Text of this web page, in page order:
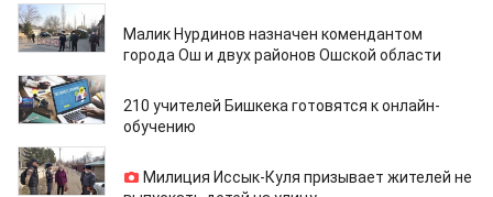
24.03.2020
Малик Нурдинов назначен комендантом
города Ош и двух районов Ошской области
24.03.2020
210 учителей Бишкека готовятся к онлайн-
обучению
24.03.2020
Милиция Иссык-Куля призывает жителей не